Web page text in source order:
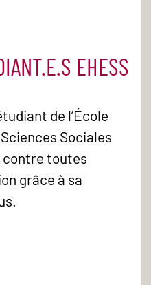
EHESS
de l’École
Sociales
contre toutes
grâce à sa